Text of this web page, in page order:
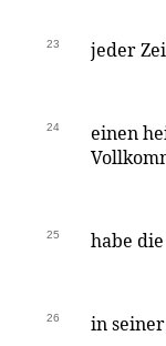
23 jeder
24
einen
25 habe
26 in